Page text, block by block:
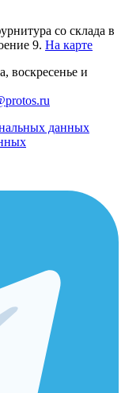
со склада в
9. На карте
воскресенье и
данных